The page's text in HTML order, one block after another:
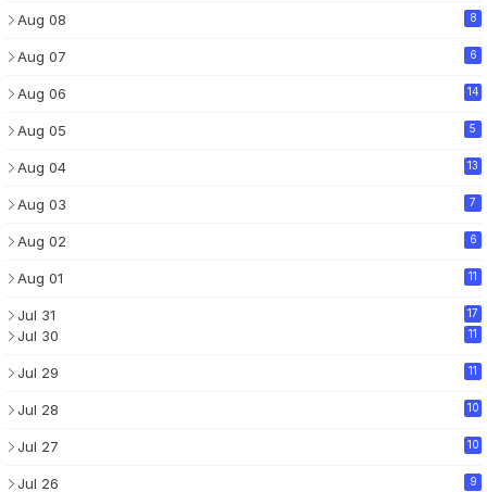
Aug 08 8
Aug 07 6
Aug 06 14
Aug 05 5
Aug 04 13
Aug 03 7
Aug 02 6
Aug 01 11
Jul 31 17
Jul 30 11
Jul 29 11
Jul 28 10
Jul 27 10
Jul 26 9